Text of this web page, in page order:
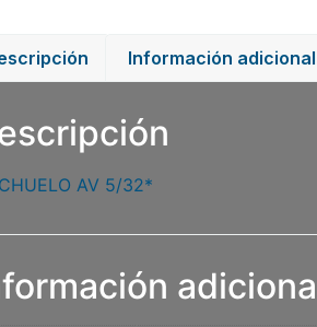
Información adicional
AV 5/32*